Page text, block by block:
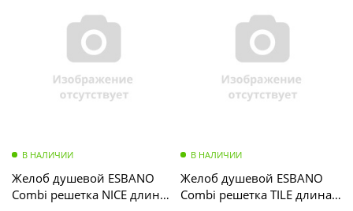
В НАЛИЧИИ
Желоб душевой ESBANO
Combi решетка NICE длина
В НАЛИЧИИ
Желоб душевой ESBANO
Combi решетка TILE длина